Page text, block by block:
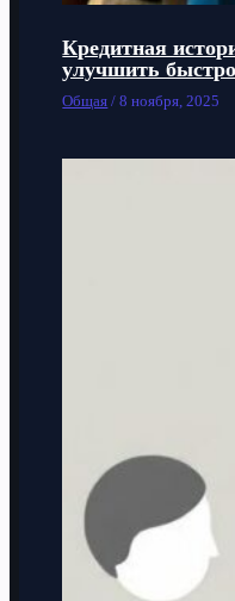
Кредитная
улучшить
Общая /8 ноября, 2025